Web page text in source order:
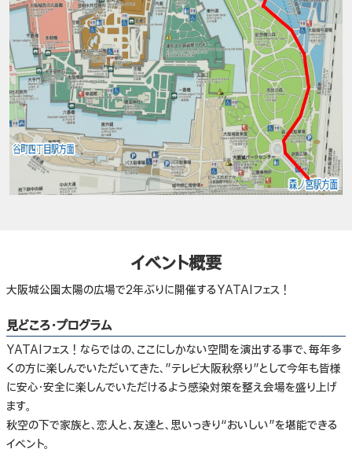
イベント概要
大阪城公園太陽の広場で2年ぶりに開催するYATAIフェス！
見どころ・プログラム
YATAIフェス！ならではの、ここにしかない空間を演出する事で、毎年多
くの方に楽しんでいただいてきた、”テレビ大阪秋祭り”として今年も皆様
に安心・安全に楽しんでいただけるよう感染対策を整え会場を盛り上げ
ます。
秋空の下で家族と、恋人と、友達と、思いっきり“おいしい”を堪能できる
イベント。